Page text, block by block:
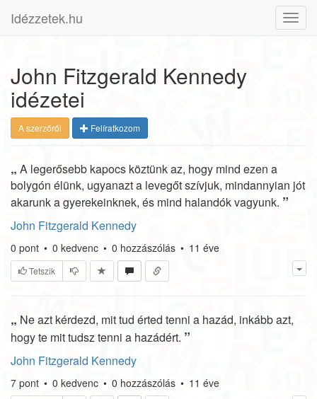
Idézzetek.hu
John Fitzgerald Kennedy
idézetei
A szerzőről Felíratkozom
„ A legerősebb kapocs köztünk az, hogy mind ezen a
bolygón élünk, ugyanazt a levegőt szívjuk, mindannyian jót
akarunk a gyerekeinknek, és mind halandók vagyunk. ”
John Fitzgerald Kennedy
0 pont • 0 kedvenc • 0 hozzászólás • 11 éve
Tetszik
„ Ne azt kérdezd, mit tud érted tenni a hazád, inkább azt,
hogy te mit tudsz tenni a hazádért. ”
John Fitzgerald Kennedy
7 pont • 0 kedvenc • 0 hozzászólás • 11 éve